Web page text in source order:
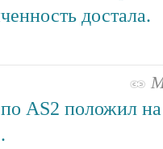
достала.
AS2 положил